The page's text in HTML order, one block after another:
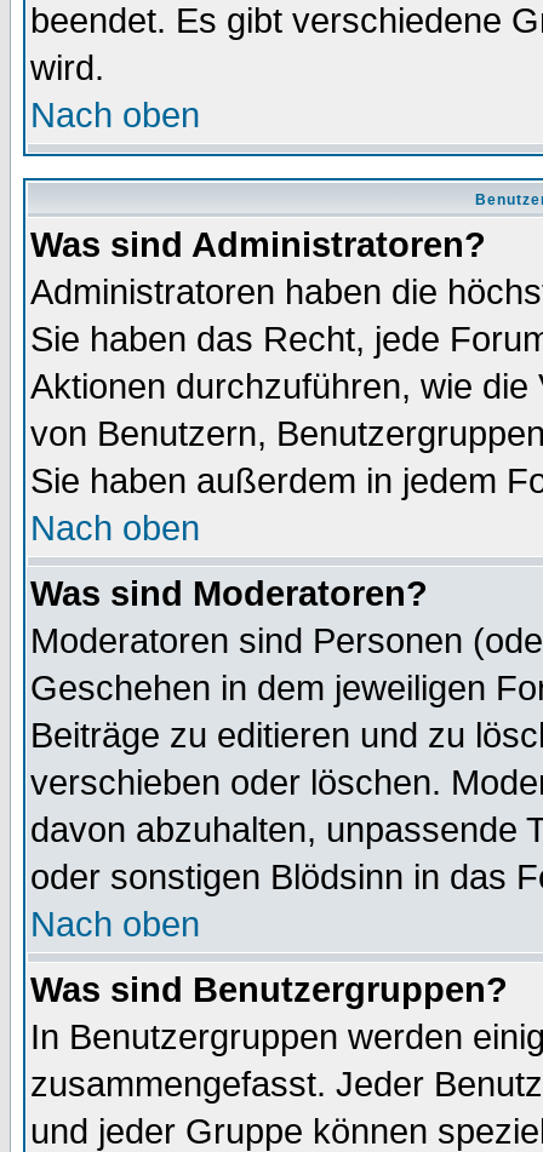
beendet. Es gibt verschiedene
wird.
Nach oben
Was sind Administratoren?
Administratoren haben die
Sie haben das Recht, jede
Aktionen durchzuführen, wie
von Benutzern,
Sie haben außerdem in jedem
Nach oben
Was sind Moderatoren?
Moderatoren sind Personen
Geschehen in dem jeweiligen
Beiträge zu editieren und zu
verschieben oder löschen.
davon abzuhalten, unpassende
oder sonstigen Blödsinn in das
Nach oben
Was sind Benutzergruppen?
In Benutzergruppen werden
zusammengefasst. Jeder
und jeder Gruppe können